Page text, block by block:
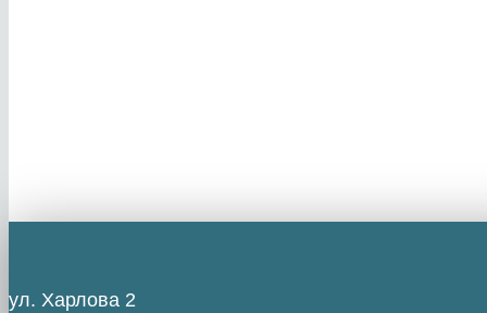
ул. Харлова 2